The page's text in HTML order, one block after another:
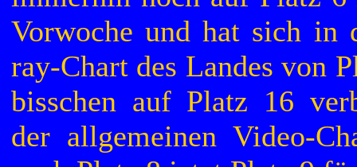
Vorwoche und hat sich in
ray-Chart des Landes von
bisschen auf Platz 16
der allgemeinen Video-